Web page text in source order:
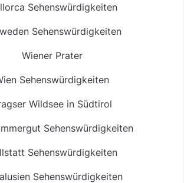
Sehenswürdigkeiten
Sehenswürdigkeiten
Wiener Prater
Sehenswürdigkeiten
Wildsee in Südtirol
Sehenswürdigkeiten
Sehenswürdigkeiten
Sehenswürdigkeiten